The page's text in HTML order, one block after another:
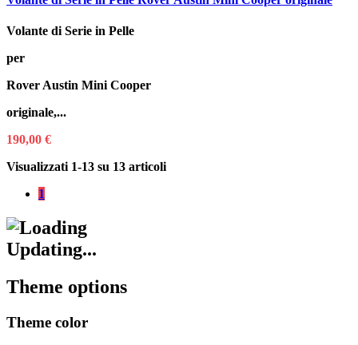
Volante di Serie in Pelle
per
Rover Austin Mini Cooper
originale,...
190,00 €
Visualizzati 1-13 su 13 articoli
1
Updating...
Theme options
Theme color